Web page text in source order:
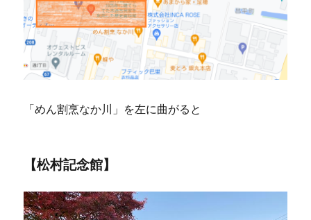
「めん割烹なか川」を左に曲がると
【松村記念館】